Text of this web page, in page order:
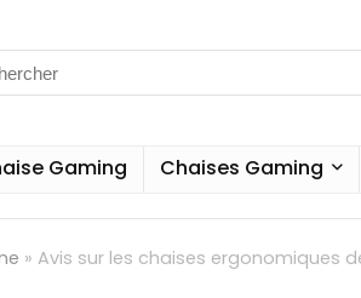
Gaming Chaises Gaming
» Avis sur les chaises ergonomiques